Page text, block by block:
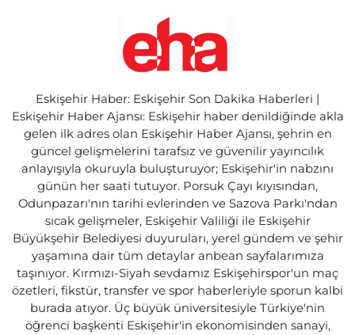
Eskişehir Haber: Eskişehir Son Dakika Haberleri |
Eskişehir Haber Ajansı: Eskişehir haber denildiğinde akla
gelen ilk adres olan Eskişehir Haber Ajansı, şehrin en
güncel gelişmelerini tarafsız ve güvenilir yayıncılık
anlayışıyla okuruyla buluşturuyor; Eskişehir'in nabzını
günün her saati tutuyor. Porsuk Çayı kıyısından,
Odunpazarı'nın tarihi evlerinden ve Sazova Parkı'ndan
sıcak gelişmeler, Eskişehir Valiliği ile Eskişehir
Büyükşehir Belediyesi duyuruları, yerel gündem ve şehir
yaşamına dair tüm detaylar anbean sayfalarımıza
taşınıyor. Kırmızı-Siyah sevdamız Eskişehirspor'un maç
özetleri, fikstür, transfer ve spor haberleriyle sporun kalbi
burada atıyor. Üç büyük üniversitesiyle Türkiye'nin
öğrenci başkenti Eskişehir'in ekonomisinden sanayi,